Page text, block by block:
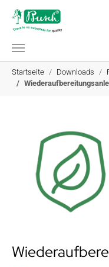
Zum Hauptinhalt springen
Sie sind hier:
Startseite
Downloads